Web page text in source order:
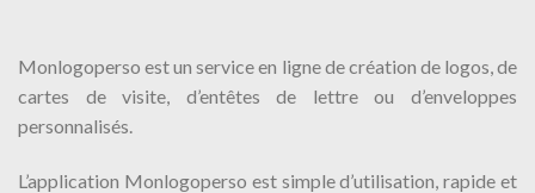
Monlogoperso est un service en ligne de création de logos, de
cartes de visite, d’entêtes de lettre ou d’enveloppes
personnalisés.
L’application Monlogoperso est simple d’utilisation, rapide et